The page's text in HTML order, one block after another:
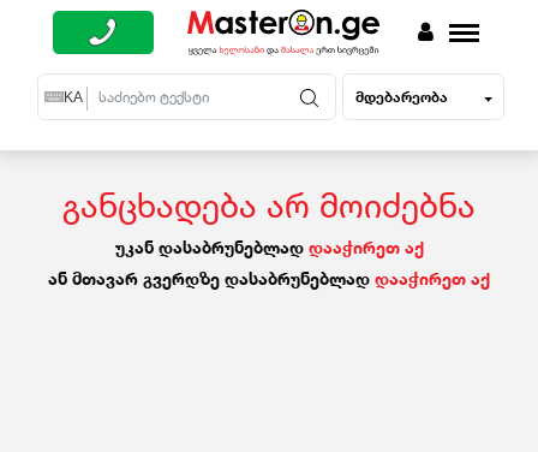
EN KA RU მდებარეობა
განცხადება არ მოიძებნა
უკან დასაბრუნებლად დააჭირეთ აქ
ან მთავარ გვერდზე დასაბრუნებლად დააჭირეთ აქ